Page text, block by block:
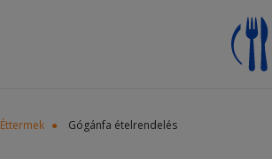
Éttermek Gógánfa ételrendelés